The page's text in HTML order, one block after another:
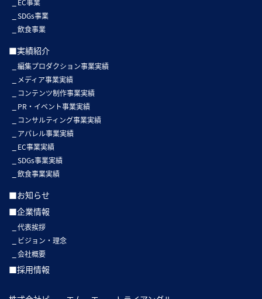
SDGs事業
飲食事業
■実績紹介
編集プロダクション事業実績
メディア事業実績
コンテンツ制作事業実績
PR・イベント事業実績
コンサルティング事業実績
アパレル事業実績
EC事業実績
SDGs事業実績
飲食事業実績
■お知らせ
■企業情報
代表挨拶
ビジョン・理念
会社概要
■採用情報